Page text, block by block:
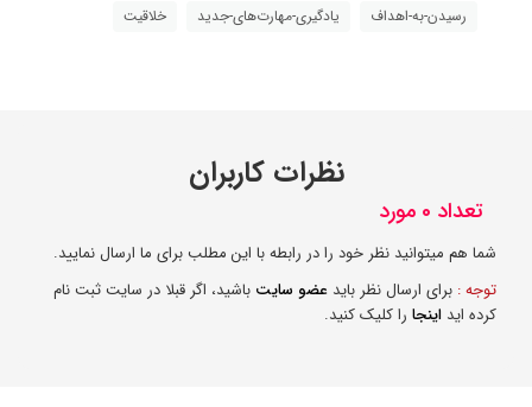
رسیدن-به-اهداف
یادگیری-مهارت‌های-جدید خلاقیت
نظرات کاربران
تعداد 0 مورد
شما هم میتوانید نظر خود را در رابطه با این مطلب برای ما ارسال نمایید.
توجه : برای ارسال نظر باید عضو سایت باشید، اگر قبلا در سایت ثبت نام
کرده اید اینجا را کلیک کنید.